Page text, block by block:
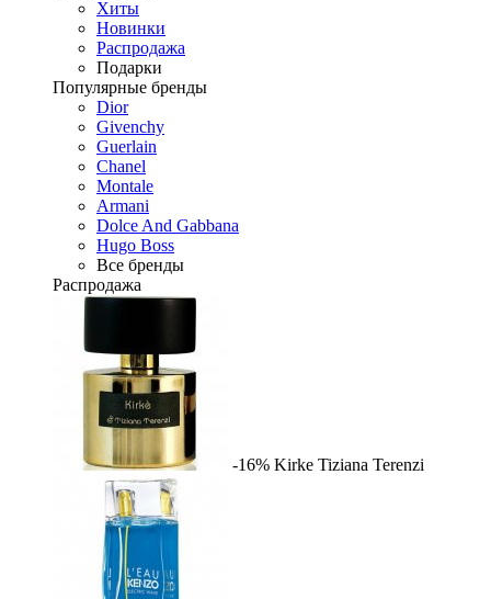
Хиты
Новинки
Распродажа
Подарки
Популярные бренды
Dior
Givenchy
Guerlain
Chanel
Montale
Armani
Dolce And Gabbana
Hugo Boss
Все бренды
Распродажа
-16% Kirke Tiziana Terenzi